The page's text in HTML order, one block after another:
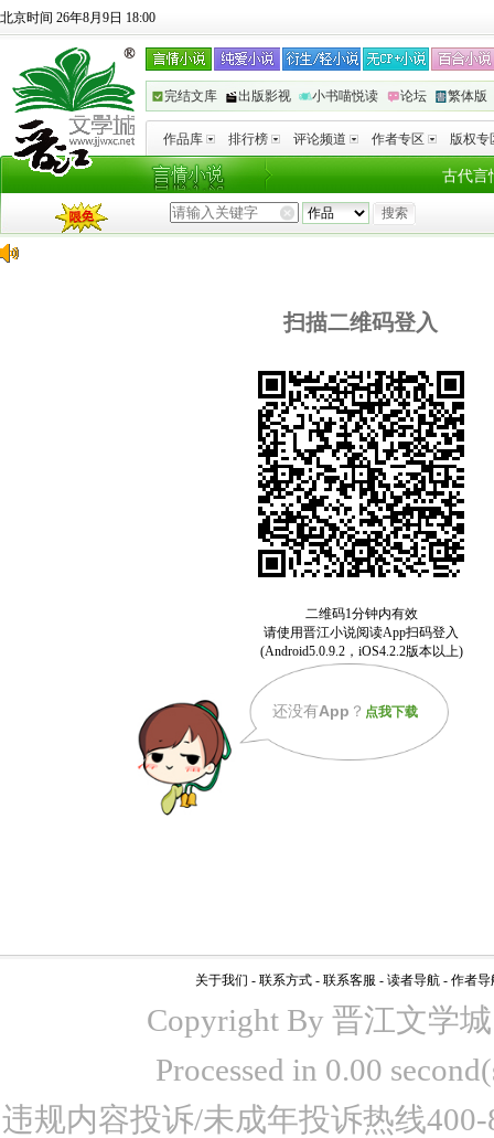
北京时间 26年8月9日 18:00
完结文库 出版影视 小书喵悦读 论坛 繁体版
作品库 排行榜 评论频道 作者专区 版权专
古代言
扫描二维码登入
还没有App ？ 点我下载
关于我们 - 联系方式 - 联系客服 - 读者导航 - 作者导
Copyright By 晋江文学
Processed in 0.00
违规内容投诉/未成年投诉热线